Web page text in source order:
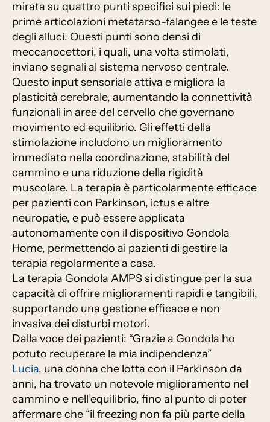
mirata su quattro punti specifici sui piedi: le
prime articolazioni metatarso-falangee e le teste
degli alluci. Questi punti sono densi di
meccanocettori, i quali, una volta stimolati,
inviano segnali al sistema nervoso centrale.
Questo input sensoriale attiva e migliora la
plasticità cerebrale, aumentando la connettività
funzionali in aree del cervello che governano
movimento ed equilibrio. Gli effetti della
stimolazione includono un miglioramento
immediato nella coordinazione, stabilità del
cammino e una riduzione della rigidità
muscolare. La terapia è particolarmente efficace
per pazienti con Parkinson, ictus e altre
neuropatie, e può essere applicata
autonomamente con il dispositivo Gondola
Home, permettendo ai pazienti di gestire la
terapia regolarmente a casa.
La terapia Gondola AMPS si distingue per la sua
capacità di offrire miglioramenti rapidi e tangibili,
supportando una gestione efficace e non
invasiva dei disturbi motori.
Dalla voce dei pazienti: “Grazie a Gondola ho
potuto recuperare la mia indipendenza”
Lucia, una donna che lotta con il Parkinson da
anni, ha trovato un notevole miglioramento nel
cammino e nell’equilibrio, fino al punto di poter
affermare che “il freezing non fa più parte della